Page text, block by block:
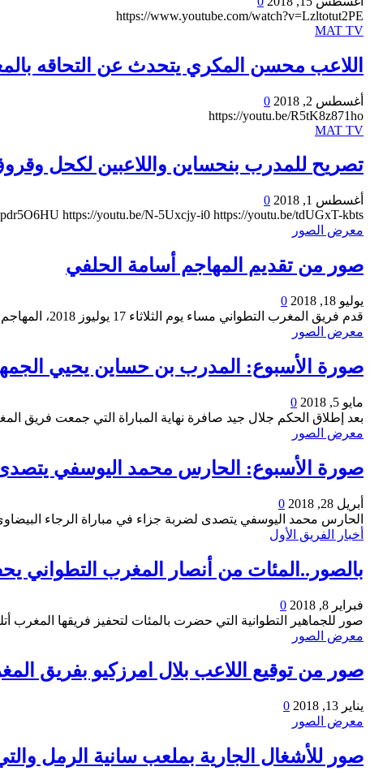
https://www.youtube.com/watch?v=Lzltotut2PE
MAT TV
اللاعب محسن المكري يتحدث عن التحاقه
أغسطس 2, 2018
0
https://youtu.be/R5tK8z871ho
MAT TV
تصريح للمدرب بنحساين واللاعبين لكحل
أغسطس 1, 2018
0
https://youtu.be/N-5Uxcjy-i0 https://youtu.be/tdUGxT-kbts
معرض الصور
صور من تقديم المهاجم أسامة الحلفي
يوليو 18, 2018
0
قدم فريق المغرب التطواني مساء يوم الثلاثاء 17 يوليوز 2018، المهاجم أسامة الحلفي رسميا بحضور كل من السيد محمد رضوان…
معرض الصور
صورة الأسبوع: المدرب بن حساين يحيي
مايو 5, 2018
0
بعد إطلاق الحكم جلال جيد صافرة نهاية المباراة التي جمعت فريق
معرض الصور
صورة الأسبوع: الحارس محمد اليوسفي يتصدى
أبريل 28, 2018
0
الحارس محمد اليوسفي يتصدى لضربة جزاء في مباراة الرجاء البيضاوي برسم الجولة 27 من البطولة
أخبار الفريق الأول
بالصور..المئات من أنصار المغرب التطواني
فبراير 8, 2018
0
صور للجماهير التطوانية التي حضرت بالمئات لتحفيز فريقها المغرب
معرض الصور
صور من توقيع اللاعب بلال امرزكيو بفريق
يناير 13, 2018
0
معرض الصور
صور للأشغال الجارية بملعب سانية الرمل